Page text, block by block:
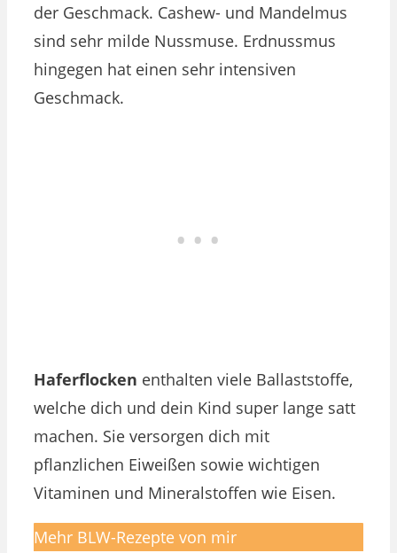
der Geschmack. Cashew- und Mandelmus
sind sehr milde Nussmuse. Erdnussmus
hingegen hat einen sehr intensiven
Geschmack.
Haferflocken enthalten viele Ballaststoffe,
welche dich und dein Kind super lange satt
machen. Sie versorgen dich mit
pflanzlichen Eiweißen sowie wichtigen
Vitaminen und Mineralstoffen wie Eisen.
Mehr BLW-Rezepte von mir